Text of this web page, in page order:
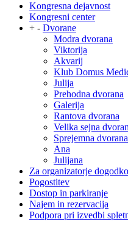
Kongresna dejavnost
Kongresni center
+ - Dvorane
Modra dvorana
Viktorija
Akvarij
Klub Domus
Julija
Prehodna dvorana
Galerija
Rantova dvorana
Velika sejna
Sprejemna dvorana
Ana
Julijana
Za organizatorje
Pogostitev
Dostop in parkiranje
Najem in rezervacija
Podpora pri izvedbi